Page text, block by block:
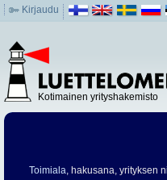
Kirjaudu
Kotimainen yrityshakemisto
Toimiala, hakusana, yrityksen